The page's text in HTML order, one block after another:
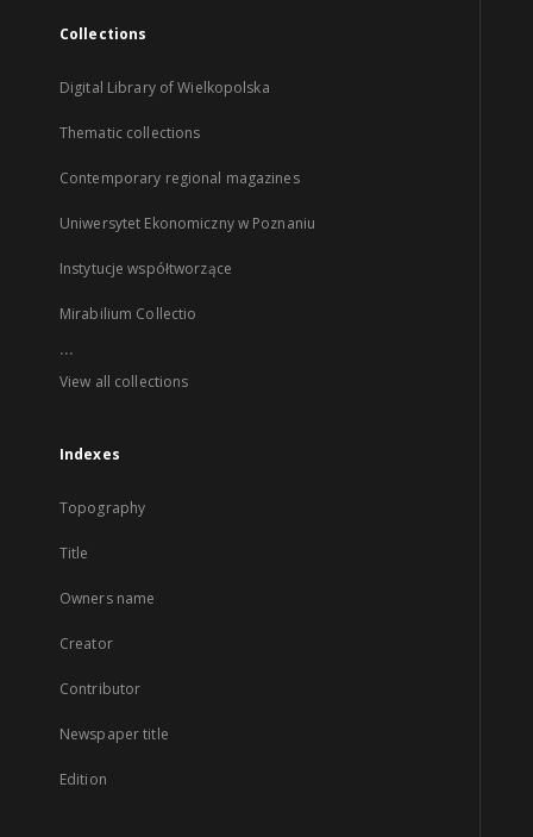
Collections
Digital Library of Wielkopolska
Thematic collections
Contemporary regional magazines
Uniwersytet Ekonomiczny w Poznaniu
Instytucje współtworzące
Mirabilium Collectio
...
View all collections
Indexes
Topography
Title
Owners name
Creator
Contributor
Newspaper title
Edition